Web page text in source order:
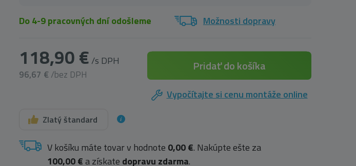
Do 4-9 pracovných dní odošleme Možnosti dopravy
118,90 € /s DPH
96,67 € /bez DPH
Pridať do košíka
Vypočítajte si cenu montáže online
Zlatý štandard
V košíku máte tovar v hodnote 0,00 €. Nakúpte ešte za
100,00 €a získate dopravu zdarma.